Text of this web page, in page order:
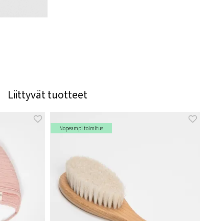
Liittyvät tuotteet
Nopeampi toimitus